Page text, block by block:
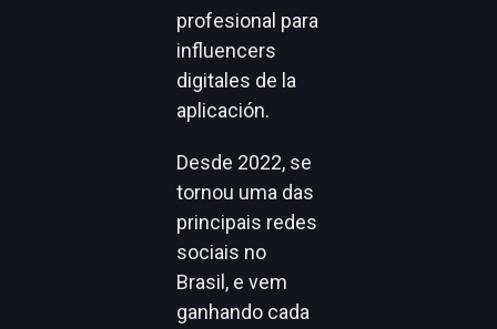
profesional para
influencers
digitales de la
aplicación.
Desde 2022, se
tornou uma das
principais redes
sociais no
Brasil, e vem
ganhando cada